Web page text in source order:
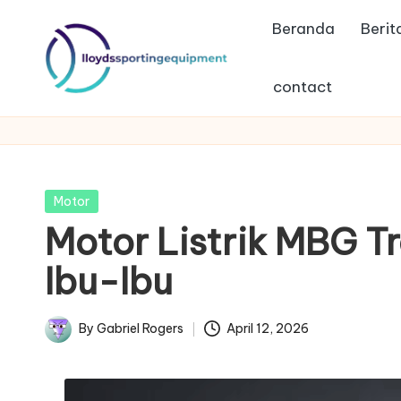
ll
o
y
d
s
s
p
o
Beranda
contact
Posted
Motor
Motor Listrik MBG
Ibu-Ibu
Posted
By Gabriel Rogers April 12, 2026